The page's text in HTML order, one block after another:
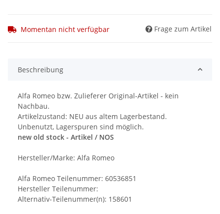
Momentan nicht verfügbar Frage zum Artikel
Beschreibung
Alfa Romeo bzw. Zulieferer Original-Artikel - kein
Nachbau.
Artikelzustand: NEU aus altem Lagerbestand.
Unbenutzt, Lagerspuren sind möglich.
new old stock - Artikel / NOS
Hersteller/Marke: Alfa Romeo
Alfa Romeo Teilenummer: 60536851
Hersteller Teilenummer:
Alternativ-Teilenummer(n): 158601